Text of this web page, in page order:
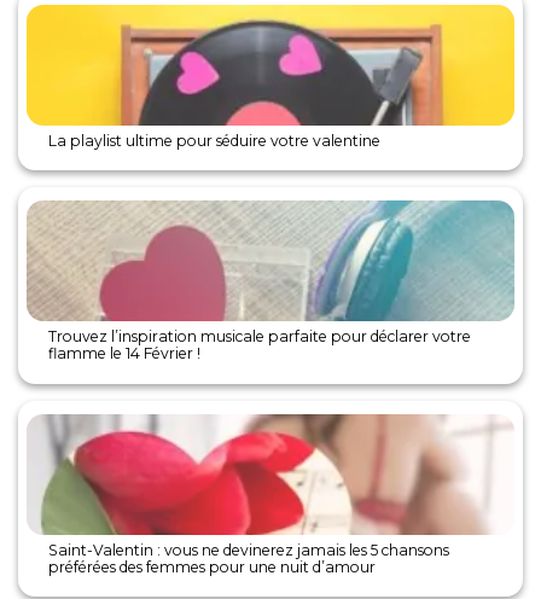
La playlist ultime pour séduire votre valentine
Trouvez l’inspiration musicale parfaite pour déclarer votre
flamme le 14 Février !
Saint-Valentin : vous ne devinerez jamais les 5 chansons
préférées des femmes pour une nuit d’amour